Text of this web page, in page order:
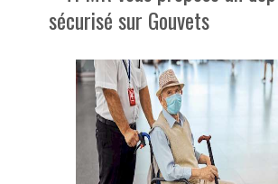
sécurisé sur Gouvets